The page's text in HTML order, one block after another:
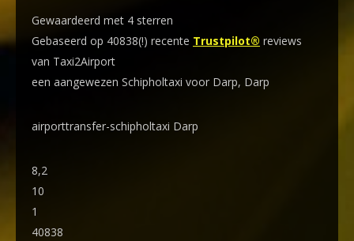
Gewaardeerd met 4 sterren
Gebaseerd op 40838(!) recente Trustpilot® reviews
van Taxi2Airport
een aangewezen Schipholtaxi voor Darp, Darp
airporttransfer-schipholtaxi Darp
8,2
10
1
40838